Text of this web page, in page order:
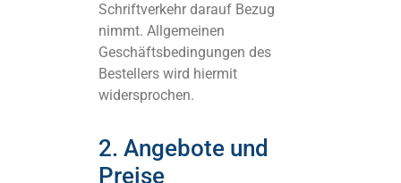
Schriftverkehr darauf Bezug
nimmt. Allgemeinen
Geschäftsbedingungen des
Bestellers wird hiermit
widersprochen.
2. Angebote und
Preise